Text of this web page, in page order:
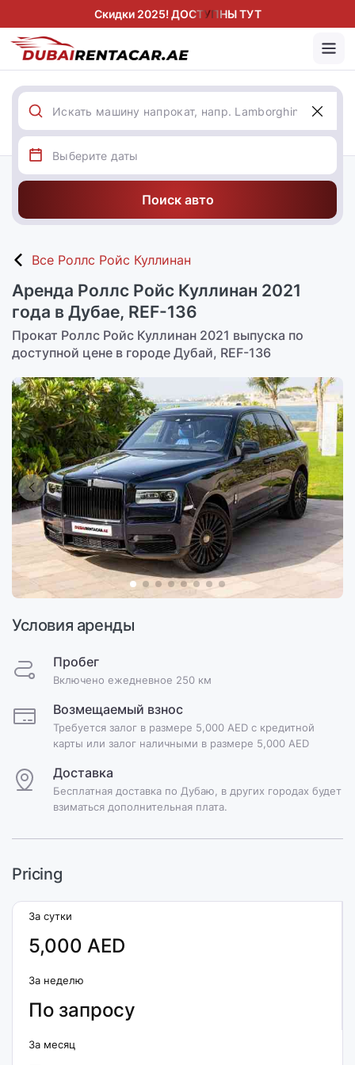
Скидки 2025! ДОСТУПНЫ ТУТ
Поиск авто
Все Роллс Ройс Куллинан
Аренда Роллс Ройс Куллинан 2021
года в Дубае, REF-136
Прокат Роллс Ройс Куллинан 2021 выпуска по
доступной цене в городе Дубай, REF-136
Условия аренды
Пробег
Включено ежедневное 250 км
Возмещаемый взнос
Требуется залог в размере 5,000 AED с кредитной
карты или залог наличными в размере 5,000 AED
Доставка
Бесплатная доставка по Дубаю, в других городах будет
взиматься дополнительная плата.
Pricing
За сутки
5,000 AED
За неделю
По запросу
За месяц